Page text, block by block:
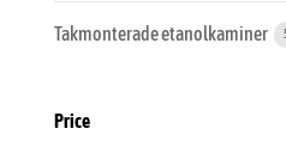
Takmonterade etanolkaminer
Price